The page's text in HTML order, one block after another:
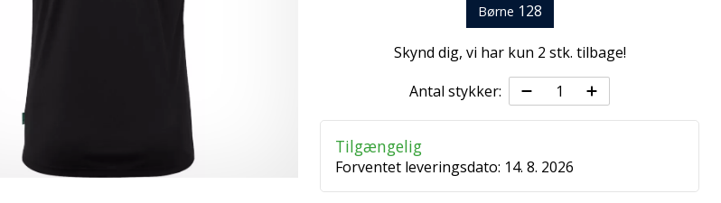
Børne 128
Skynd dig, vi har kun 2 stk. tilbage!
Antal stykker:
Tilgængelig
Forventet leveringsdato: 14. 8. 2026